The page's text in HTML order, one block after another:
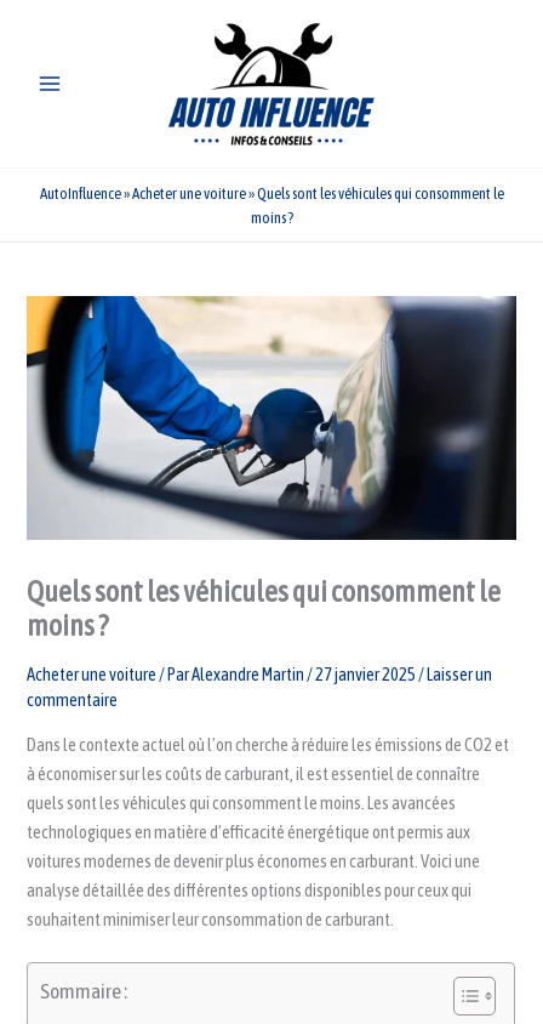
AutoInfluence»Acheter une voiture»Quels sont les véhicules qui consomment le
moins ?
Quels sont les véhicules qui consomment le
moins ?
Acheter une voiture / ParAlexandre Martin /27 janvier 2025 /Laisser un
commentaire
Dans le contexte actuel où l’on cherche à réduire les émissions de CO2 et
à économiser sur les coûts de carburant, il est essentiel de connaître
quels sont les véhicules qui consomment le moins. Les avancées
technologiques en matière d’efficacité énergétique ont permis aux
voitures modernes de devenir plus économes en carburant. Voici une
analyse détaillée des différentes options disponibles pour ceux qui
souhaitent minimiser leur consommation de carburant.
Sommaire :